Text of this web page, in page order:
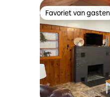
Favoriet van gasten
Favoriet van gasten